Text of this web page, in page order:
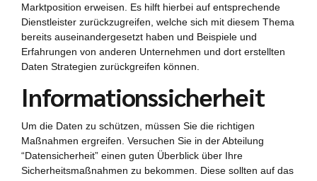
Marktposition erweisen. Es hilft hierbei auf entsprechende
Dienstleister zurückzugreifen, welche sich mit diesem Thema
bereits auseinandergesetzt haben und Beispiele und
Erfahrungen von anderen Unternehmen und dort erstellten
Daten Strategien zurückgreifen können.
Informationssicherheit
Um die Daten zu schützen, müssen Sie die richtigen
Maßnahmen ergreifen. Versuchen Sie in der Abteilung
“Datensicherheit” einen guten Überblick über Ihre
Sicherheitsmaßnahmen zu bekommen. Diese sollten auf das